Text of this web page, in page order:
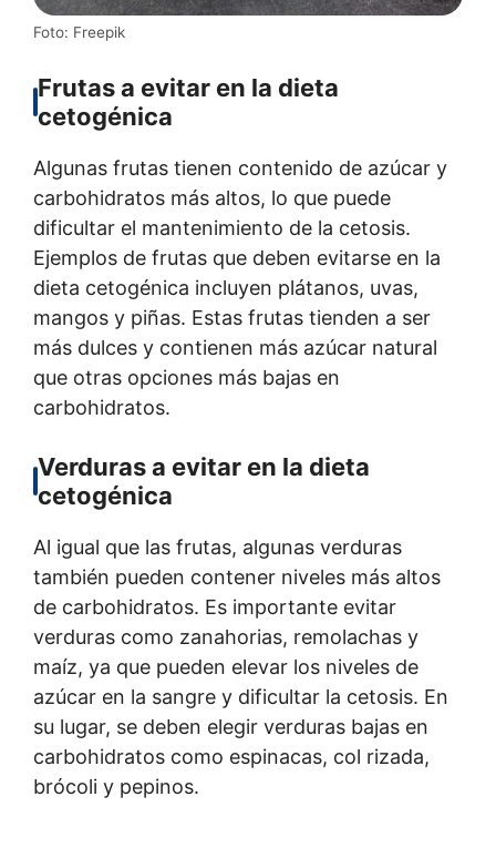
Foto: Freepik
Frutas a evitar en la dieta
cetogénica
Algunas frutas tienen contenido de azúcar y
carbohidratos más altos, lo que puede
dificultar el mantenimiento de la cetosis.
Ejemplos de frutas que deben evitarse en la
dieta cetogénica incluyen plátanos, uvas,
mangos y piñas. Estas frutas tienden a ser
más dulces y contienen más azúcar natural
que otras opciones más bajas en
carbohidratos.
Verduras a evitar en la dieta
cetogénica
Al igual que las frutas, algunas verduras
también pueden contener niveles más altos
de carbohidratos. Es importante evitar
verduras como zanahorias, remolachas y
maíz, ya que pueden elevar los niveles de
azúcar en la sangre y dificultar la cetosis. En
su lugar, se deben elegir verduras bajas en
carbohidratos como espinacas, col rizada,
brócoli y pepinos.